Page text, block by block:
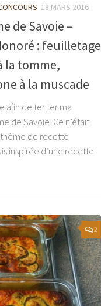
18 MARS 2016
de Savoie –
: feuilletage
la tomme,
à la muscade
afin de tenter ma
de Savoie. Ce n’était
de recette
inspirée d’une recette
2